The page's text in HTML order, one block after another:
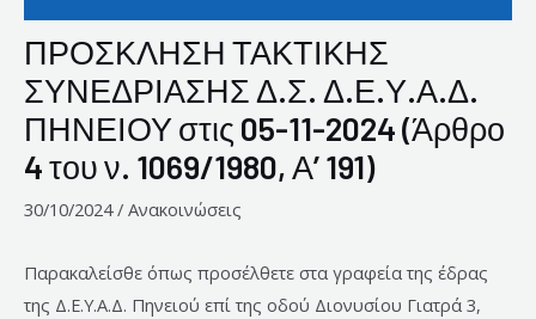
ΠΡΟΣΚΛΗΣΗ ΤΑΚΤΙΚΗΣ
ΣΥΝΕΔΡΙΑΣΗΣ Δ.Σ. Δ.Ε.Υ.Α.Δ.
ΠΗΝΕΙΟΥ στις 05-11-2024 (Άρθρο
4 του ν. 1069/1980, Α’ 191)
30/10/2024/ Ανακοινώσεις
Παρακαλείσθε όπως προσέλθετε στα γραφεία της έδρας
της Δ.Ε.Υ.Α.Δ. Πηνειού επί της οδού Διονυσίου Γιατρά 3,